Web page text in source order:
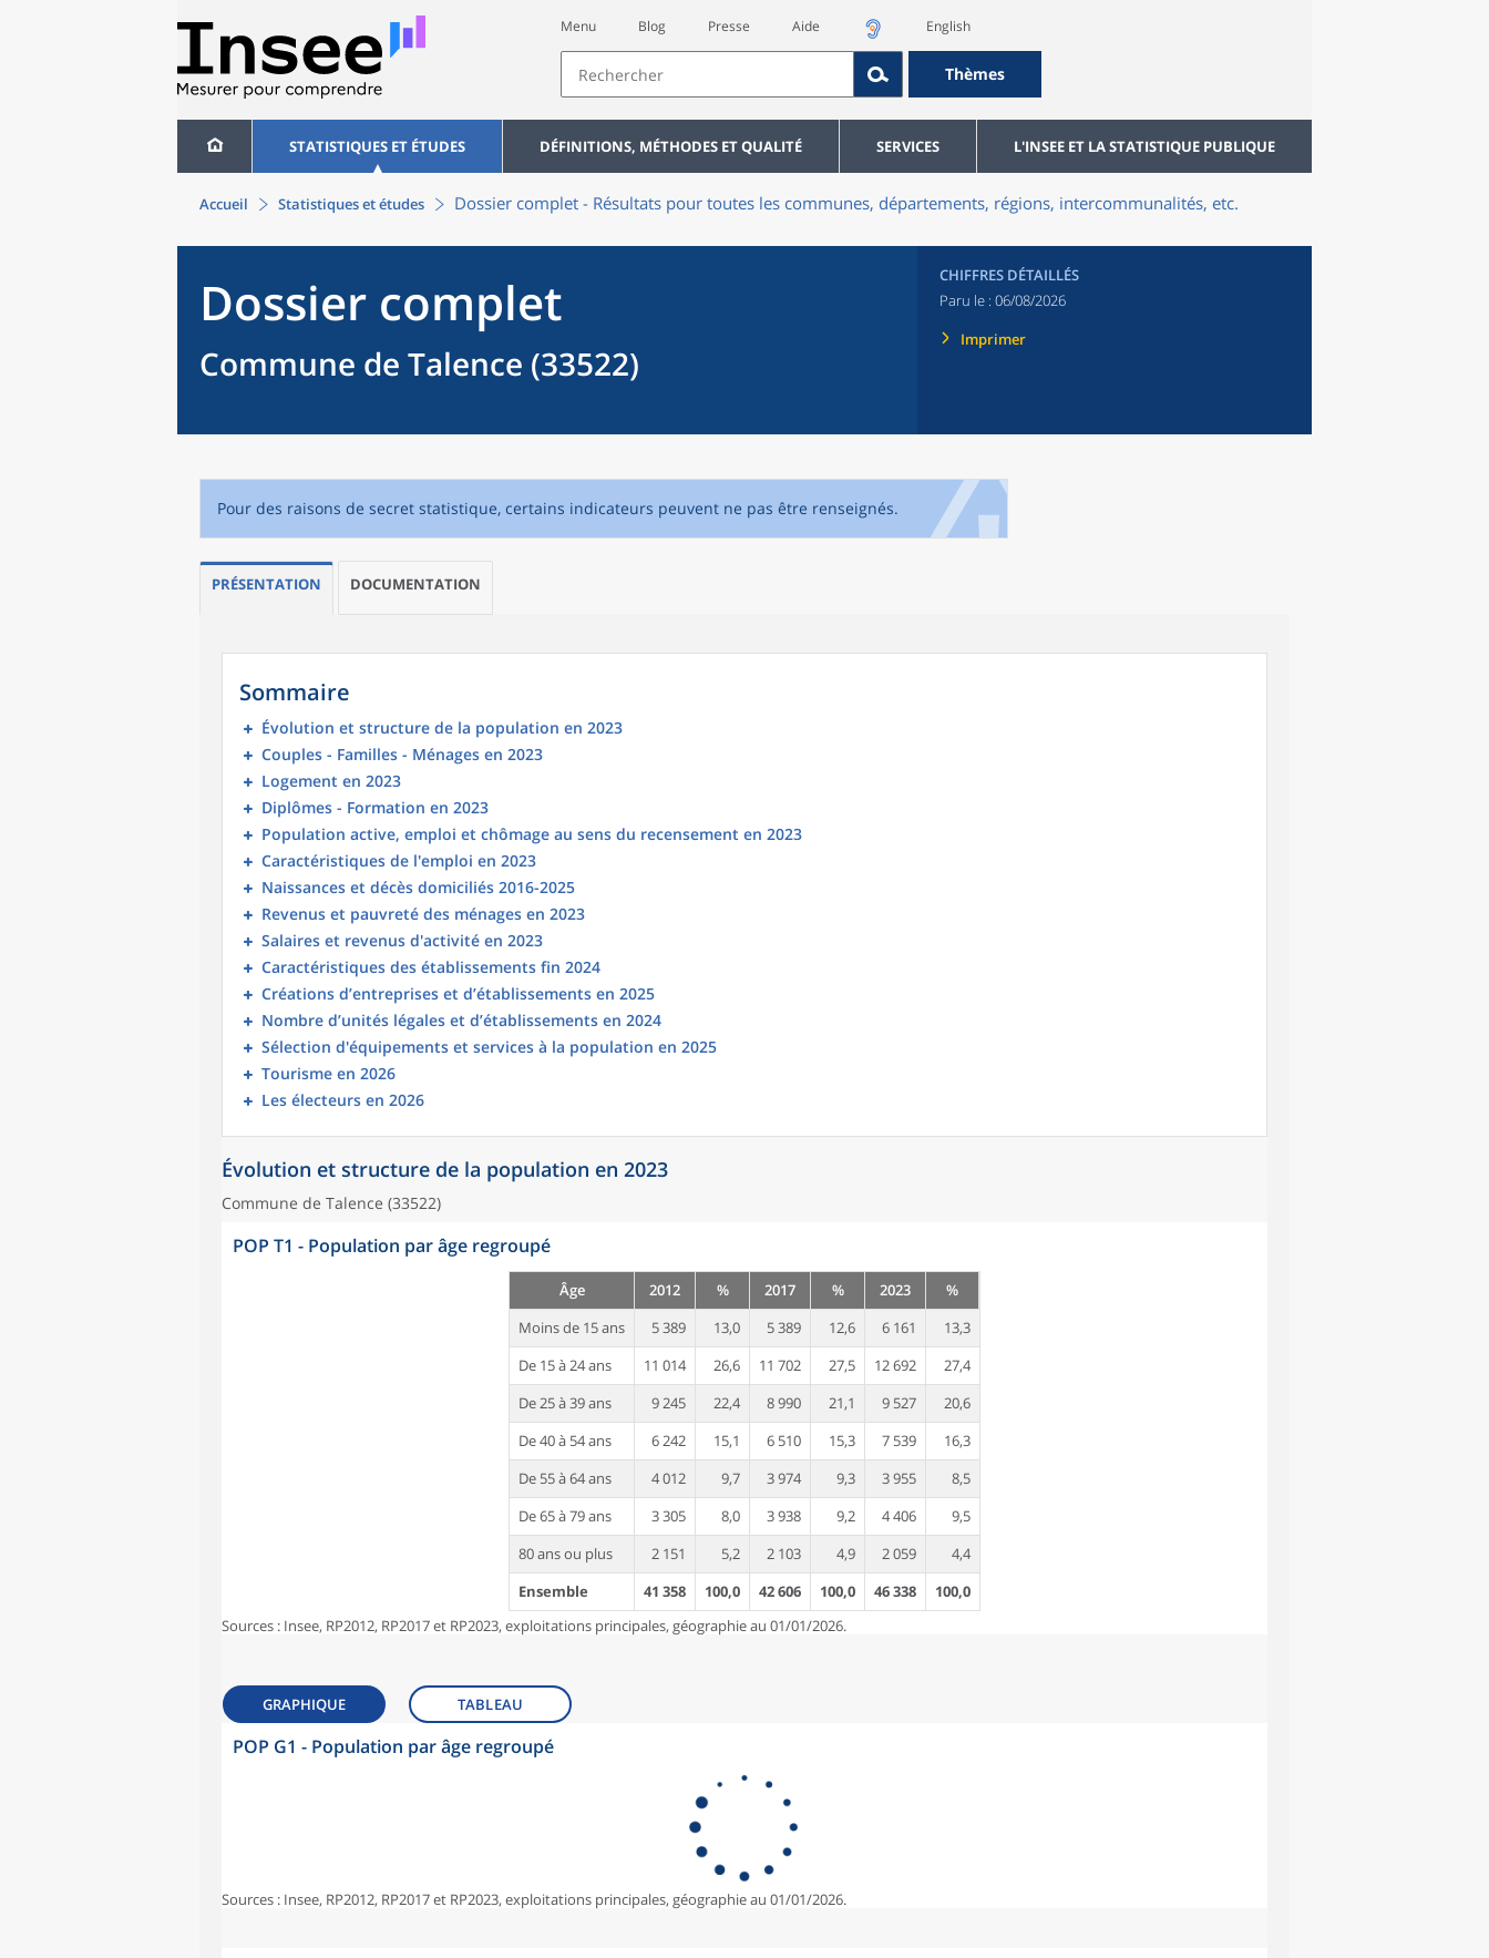
Menu Blog Presse Aide English
Thèmes
STATISTIQUES ET ÉTUDES DÉFINITIONS, MÉTHODES ET QUALITÉ SERVICES L'INSEE ET LA STATISTIQUE PUBLIQUE
Accueil Statistiques et études Dossier complet - Résultats pour toutes les communes, départements, régions, intercommunalités, etc.
Dossier complet
Commune de Talence (33522)
CHIFFRES DÉTAILLÉS
Paru le : 06/08/2026
Imprimer
Pour des raisons de secret statistique, certains indicateurs peuvent ne pas être renseignés.
PRÉSENTATION DOCUMENTATION
Sommaire
Évolution et structure de la population en 2023
Couples - Familles - Ménages en 2023
Logement en 2023
Diplômes - Formation en 2023
Population active, emploi et chômage au sens du recensement en 2023
Caractéristiques de l'emploi en 2023
Naissances et décès domiciliés 2016-2025
Revenus et pauvreté des ménages en 2023
Salaires et revenus d'activité en 2023
Caractéristiques des établissements fin 2024
Créations d’entreprises et d’établissements en 2025
Nombre d’unités légales et d’établissements en 2024
Sélection d'équipements et services à la population en 2025
Tourisme en 2026
Les électeurs en 2026
Évolution et structure de la population en 2023
Commune de Talence (33522)
POP T1 - Population par âge regroupé
Âge 2012 % 2017 % 2023
%
Moins de 15 ans
5 389 13,0 5 389 12,6 6 161
13,3
De 15 à 24 ans
11 014 26,6 11 702 27,5 12 692
27,4
De 25 à 39 ans
9 245 22,4 8 990 21,1 9 527
20,6
De 40 à 54 ans
6 242 15,1 6 510 15,3 7 539
16,3
De 55 à 64 ans
4 012 9,7 3 974 9,3 3 955
8,5
De 65 à 79 ans
3 305 8,0 3 938 9,2 4 406
9,5
80 ans ou plus
2 151 5,2 2 103 4,9 2 059
4,4
Ensemble
41 358 100,0 42 606 100,0 46 338
100,0
Sources : Insee, RP2012, RP2017 et RP2023, exploitations principales, géographie au 01/01/2026.
GRAPHIQUE TABLEAU
POP G1 - Population par âge regroupé
Sources : Insee, RP2012, RP2017 et RP2023, exploitations principales, géographie au 01/01/2026.